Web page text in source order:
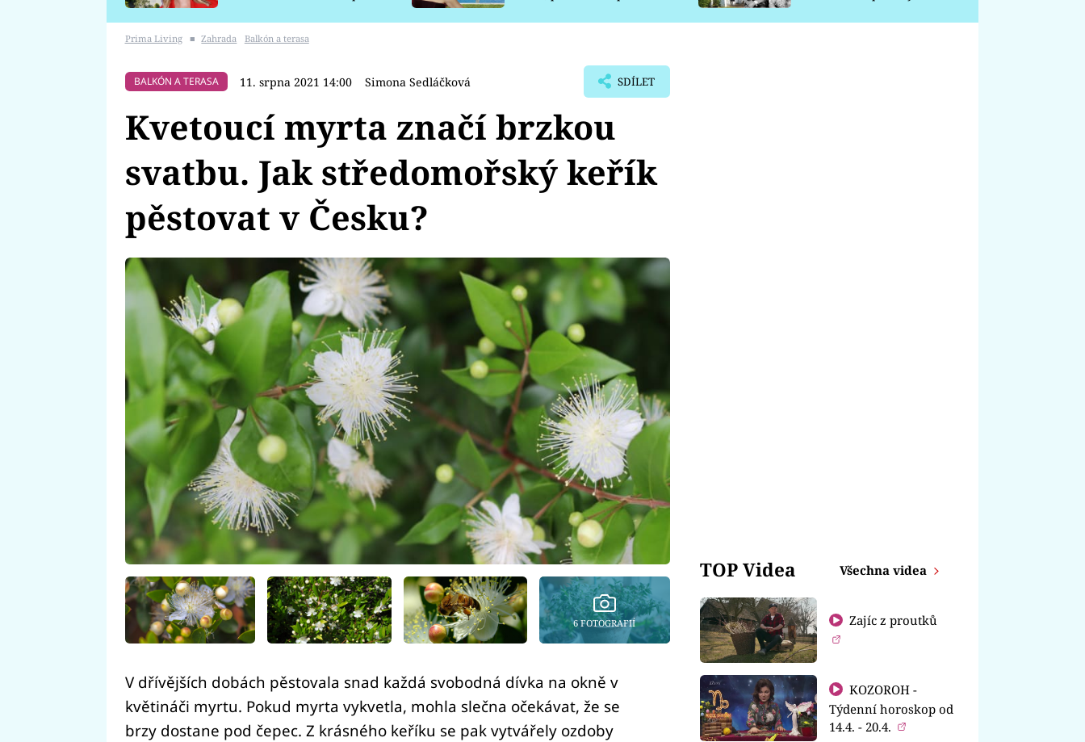
Prima Living ■ Zahrada Balkón a terasa
BALKÓN A TERASA 11. srpna 2021 14:00 Simona Sedláčková SDÍLET
Kvetoucí myrta značí brzkou
svatbu. Jak středomořský keřík
pěstovat v Česku?
6 FOTOGRAFIÍ
V dřívějších dobách pěstovala snad každá svobodná dívka na okně v
květináči myrtu. Pokud myrta vykvetla, mohla slečna očekávat, že se
brzy dostane pod čepec. Z krásného keříku se pak vytvářely ozdoby
TOP Videa Všechna videa
Zajíc z proutků
KOZOROH -
Týdenní horoskop od
14.4. - 20.4.